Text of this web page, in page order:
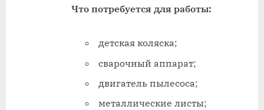
Что потребуется для работы:
детская коляска;
сварочный аппарат;
двигатель пылесоса;
металлические листы;